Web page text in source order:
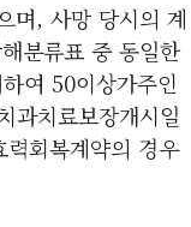
며, 사망 당시의 계
분류표 중 동일한
여 50이상가주인
과치료보장개시일
회복계약의 경우